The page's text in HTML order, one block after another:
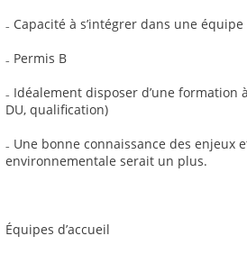
₋ Capacité à s’intégrer dans une
₋ Permis B
₋ Idéalement disposer d’une formation
DU, qualification)
₋ Une bonne connaissance des enjeux
environnementale serait un plus.
Équipes d’accueil